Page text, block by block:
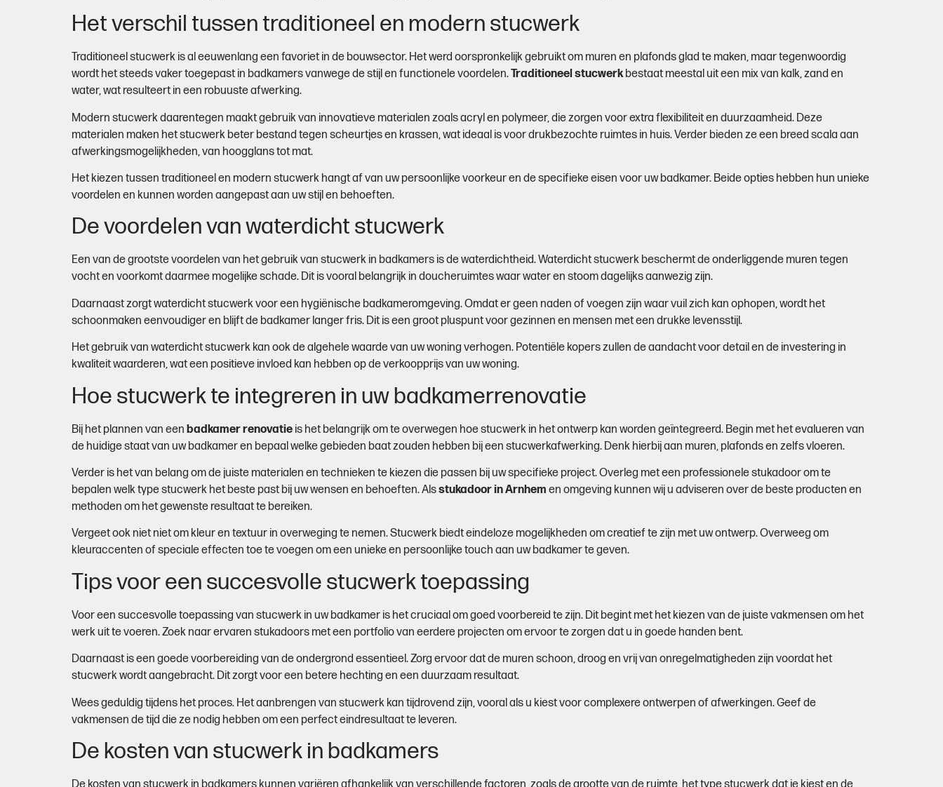
Het verschil tussen traditioneel en modern stucwerk
Traditioneel stucwerk is al eeuwenlang een favoriet in de bouwsector. Het werd oorspronkelijk gebruikt om muren en plafonds glad te maken, maar tegenwoordig
wordt het steeds vaker toegepast in badkamers vanwege de stijl en functionele voordelen.Traditioneel stucwerkbestaat meestal uit een mix van kalk, zand en
water, wat resulteert in een robuuste afwerking.
Modern stucwerk daarentegen maakt gebruik van innovatieve materialen zoals acryl en polymeer, die zorgen voor extra flexibiliteit en duurzaamheid. Deze
materialen maken het stucwerk beter bestand tegen scheurtjes en krassen, wat ideaal is voor drukbezochte ruimtes in huis. Verder bieden ze een breed scala aan
afwerkingsmogelijkheden, van hoogglans tot mat.
Het kiezen tussen traditioneel en modern stucwerk hangt af van uw persoonlijke voorkeur en de specifieke eisen voor uw badkamer. Beide opties hebben hun unieke
voordelen en kunnen worden aangepast aan uw stijl en behoeften.
De voordelen van waterdicht stucwerk
Een van de grootste voordelen van het gebruik van stucwerk in badkamers is de waterdichtheid. Waterdicht stucwerk beschermt de onderliggende muren tegen
vocht en voorkomt daarmee mogelijke schade. Dit is vooral belangrijk in doucheruimtes waar water en stoom dagelijks aanwezig zijn.
Daarnaast zorgt waterdicht stucwerk voor een hygiënische badkameromgeving. Omdat er geen naden of voegen zijn waar vuil zich kan ophopen, wordt het
schoonmaken eenvoudiger en blijft de badkamer langer fris. Dit is een groot pluspunt voor gezinnen en mensen met een drukke levensstijl.
Het gebruik van waterdicht stucwerk kan ook de algehele waarde van uw woning verhogen. Potentiële kopers zullen de aandacht voor detail en de investering in
kwaliteit waarderen, wat een positieve invloed kan hebben op de verkoopprijs van uw woning.
Hoe stucwerk te integreren in uw badkamerrenovatie
Bij het plannen van een badkamer renovatie is het belangrijk om te overwegen hoe stucwerk in het ontwerp kan worden geïntegreerd. Begin met het evalueren van
de huidige staat van uw badkamer en bepaal welke gebieden baat zouden hebben bij een stucwerkafwerking. Denk hierbij aan muren, plafonds en zelfs vloeren.
Verder is het van belang om de juiste materialen en technieken te kiezen die passen bij uw specifieke project. Overleg met een professionele stukadoor om te
bepalen welk type stucwerk het beste past bij uw wensen en behoeften. Alsstukadoor in Arnhem en omgeving kunnen wij u adviseren over de beste producten en
methoden om het gewenste resultaat te bereiken.
Vergeet ook niet niet om kleur en textuur in overweging te nemen. Stucwerk biedt eindeloze mogelijkheden om creatief te zijn met uw ontwerp. Overweeg om
kleuraccenten of speciale effecten toe te voegen om een unieke en persoonlijke touch aan uw badkamer te geven.
Tips voor een succesvolle stucwerk toepassing
Voor een succesvolle toepassing van stucwerk in uw badkamer is het cruciaal om goed voorbereid te zijn. Dit begint met het kiezen van de juiste vakmensen om het
werk uit te voeren. Zoek naar ervaren stukadoors met een portfolio van eerdere projecten om ervoor te zorgen dat u in goede handen bent.
Daarnaast is een goede voorbereiding van de ondergrond essentieel. Zorg ervoor dat de muren schoon, droog en vrij van onregelmatigheden zijn voordat het
stucwerk wordt aangebracht. Dit zorgt voor een betere hechting en een duurzaam resultaat.
Wees geduldig tijdens het proces. Het aanbrengen van stucwerk kan tijdrovend zijn, vooral als u kiest voor complexere ontwerpen of afwerkingen. Geef de
vakmensen de tijd die ze nodig hebben om een perfect eindresultaat te leveren.
De kosten van stucwerk in badkamers